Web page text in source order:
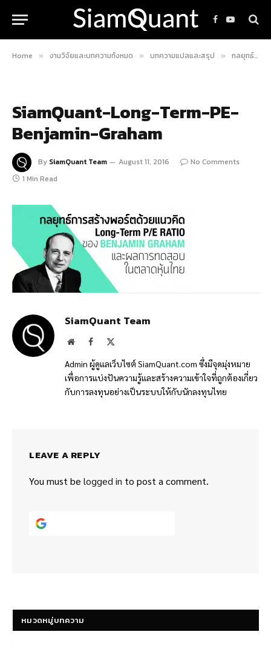
Facebook
YouTube
Home » งานวิจัยและบทความทั้งหมด » บทความแปลและสรุป » กลยุทธ์การสร้างพอร์ตด้วยแนวคิด Long Term P/E Ratio ของ Benjamin Graham และผลการทดสอบในตลาดหุ้นไทย
SiamQuant-Long-Term-PE-
Benjamin-Graham
By SiamQuant Team August 11, 2016
No Comments
1 Min Read
SiamQuant Team
WebsiteFacebook
Admin ผู้ดูแลเว็บไซต์ SiamQuant.com ซึ่งมีจุดมุ่งหมาย
เพื่อการแบ่งปันความรู้และสร้างความเข้าใจที่ถูกต้องเกี่ยว
กับการลงทุนอย่างเป็นระบบให้กับนักลงทุนไทย
LEAVE A REPLY
You must be logged in to post a comment.
หมวดหมู่บทความ